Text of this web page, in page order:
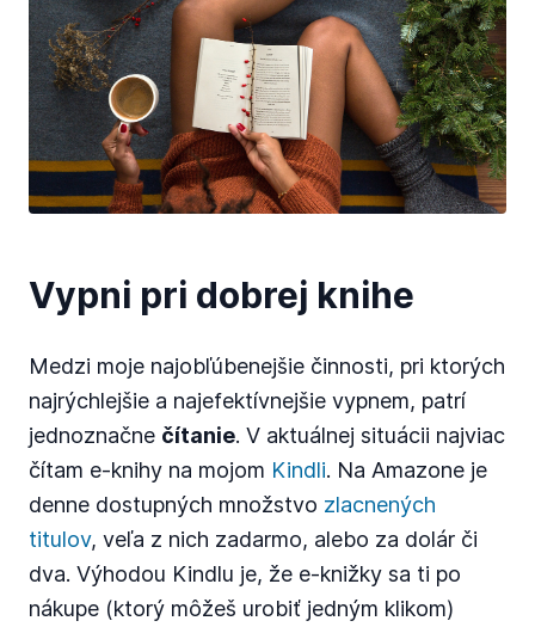
Vypni pri dobrej knihe
Medzi moje najobľúbenejšie činnosti, pri ktorých
najrýchlejšie a najefektívnejšie vypnem, patrí
jednoznačne čítanie. V aktuálnej situácii najviac
čítam e-knihy na mojom Kindli. Na Amazone je
denne dostupných množstvo zlacnených
titulov, veľa z nich zadarmo, alebo za dolár či
dva. Výhodou Kindlu je, že e-knižky sa ti po
nákupe (ktorý môžeš urobiť jedným klikom)